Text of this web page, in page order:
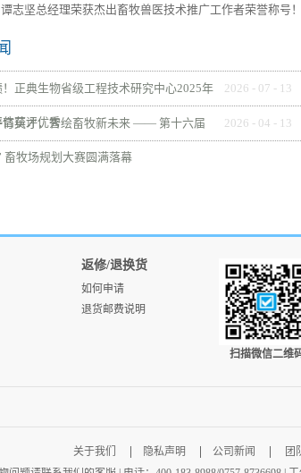
谭志坚总经理荣获杰出畜牧兽医技术推广工作者荣誉称号！
正典生物省级工程技术研究中心2025年
获评优秀
2026 - 07 - 13
育英才，智绘畜牧新未来 —— 第十六届
畜牧场规划大赛圆满落幕
2026 - 04 - 13
返修/退换货
如何申请
退货邮费说明
扫描微信二维
关于我们 隐私声明 公司新闻
团